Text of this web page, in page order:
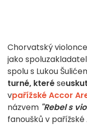
Chorvatský
jako
spolu s Lukou
turné, kterése
vpařížské Accor
názvem "Rebel s
fanoušků v